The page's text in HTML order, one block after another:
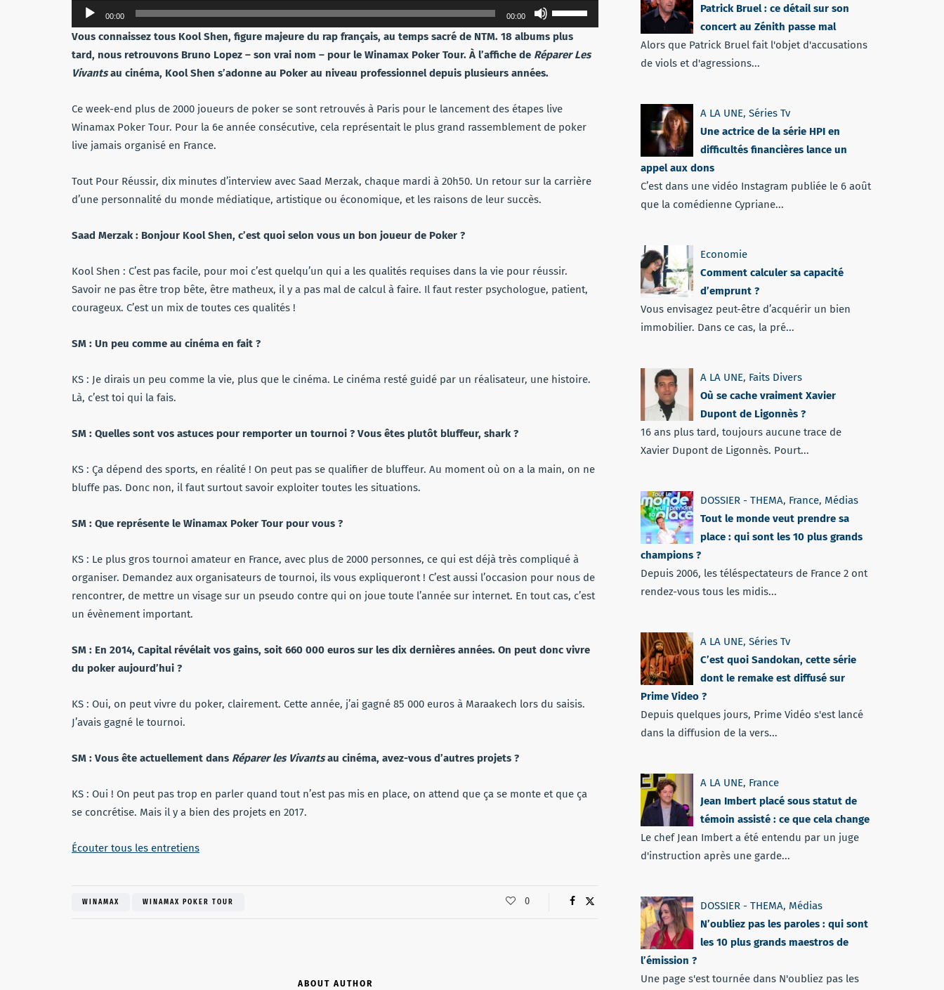
Lecteur
audio
00:00 00:00
les
flèches
haut/bas
diminuer
Vous connaissez tous Kool Shen, figure majeure du rap français, au temps sacré de NTM. 18 albums plus
tard, nous retrouvons Bruno Lopez – son vrai nom – pour le Winamax Poker Tour. À l’affiche de Réparer Les
Vivantsau cinéma, Kool Shen s’adonne au Poker au niveau professionnel depuis plusieurs années.
Ce week-end plus de 2000 joueurs de poker se sont retrouvés à Paris pour le lancement des étapes live
Winamax Poker Tour. Pour la 6e année consécutive, cela représentait le plus grand rassemblement de poker
live jamais organisé en France.
Tout Pour Réussir, dix minutes d’interview avec Saad Merzak, chaque mardi à 20h50. Un retour sur la carrière
d’une personnalité du monde médiatique, artistique ou économique, et les raisons de leur succès.
Saad Merzak : Bonjour Kool Shen, c’est quoi selon vous un bon joueur de Poker ?
Kool Shen : C’est pas facile, pour moi c’est quelqu’un qui a les qualités requises dans la vie pour réussir.
Savoir ne pas être trop bête, être matheux, il y a pas mal de calcul à faire. Il faut rester psychologue, patient,
courageux. C’est un mix de toutes ces qualités !
SM : Un peu comme au cinéma en fait ?
KS : Je dirais un peu comme la vie, plus que le cinéma. Le cinéma resté guidé par un réalisateur, une histoire.
Là, c’est toi qui la fais.
SM : Quelles sont vos astuces pour remporter un tournoi ? Vous êtes plutôt bluffeur, shark ?
KS : Ça dépend des sports, en réalité ! On peut pas se qualifier de bluffeur. Au moment où on a la main, on ne
bluffe pas. Donc non, il faut surtout savoir exploiter toutes les situations.
SM : Que représente le Winamax Poker Tour pour vous ?
KS : Le plus gros tournoi amateur en France, avec plus de 2000 personnes, ce qui est déjà très compliqué à
organiser. Demandez aux organisateurs de tournoi, ils vous expliqueront ! C’est aussi l’occasion pour nous de
rencontrer, de mettre un visage sur un pseudo contre qui on joue toute l’année sur internet. En tout cas, c’est
un évènement important.
SM : En 2014, Capital révélait vos gains, soit 660 000 euros sur les dix dernières années. On peut donc vivre
du poker aujourd’hui ?
KS : Oui, on peut vivre du poker, clairement. Cette année, j’ai gagné 85 000 euros à Maraakech lors du saisis.
J’avais gagné le tournoi.
SM : Vous ête actuellement dans Réparer les Vivantsau cinéma, avez-vous d’autres projets ?
KS : Oui ! On peut pas trop en parler quand tout n’est pas mis en place, on attend que ça se monte et que ça
se concrétise. Mais il y a bien des projets en 2017.
Écouter tous les entretiens
WINAMAX WINAMAX POKER TOUR 0
ABOUT AUTHOR
Patrick Bruel : ce détail sur son
concert au Zénith passe mal
Alors que Patrick Bruel fait l'objet d'accusations
de viols et d'agressions...
A LA UNE, Séries Tv
Une actrice de la série HPI en
difficultés financières lance un
appel aux dons
C’est dans une vidéo Instagram publiée le 6 août
que la comédienne Cypriane...
Economie
Comment calculer sa capacité
d’emprunt ?
Vous envisagez peut-être d’acquérir un bien
immobilier. Dans ce cas, la pré...
A LA UNE, Faits Divers
Où se cache vraiment Xavier
Dupont de Ligonnès ?
16 ans plus tard, toujours aucune trace de
Xavier Dupont de Ligonnès. Pourt...
DOSSIER - THEMA, France, Médias
Tout le monde veut prendre sa
place : qui sont les 10 plus grands
champions ?
Depuis 2006, les téléspectateurs de France 2 ont
rendez-vous tous les midis...
A LA UNE, Séries Tv
C’est quoi Sandokan, cette série
dont le remake est diffusé sur
Prime Video ?
Depuis quelques jours, Prime Vidéo s'est lancé
dans la diffusion de la vers...
A LA UNE, France
Jean Imbert placé sous statut de
témoin assisté : ce que cela change
Le chef Jean Imbert a été entendu par un juge
d'instruction après une garde...
DOSSIER - THEMA, Médias
N’oubliez pas les paroles : qui sont
les 10 plus grands maestros de
l’émission ?
Une page s'est tournée dans N'oubliez pas les